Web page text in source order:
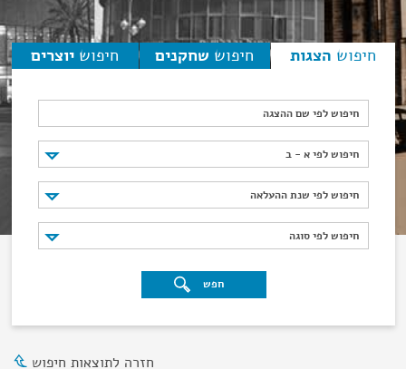
חיפוש הצגות חיפוש שחקנים חיפוש יוצרים
חיפוש לפי שם ההצגה
חיפוש לפי א - ב
חיפוש לפי א - ב
חיפוש לפי שנת ההעלאה
חיפוש לפי שנת ההעלאה
חיפוש לפי סוגה
חיפוש לפי סוגה
חפש
חזרה לתוצאות חיפוש